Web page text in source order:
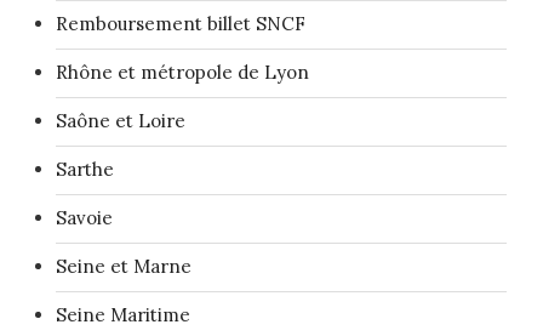
Remboursement billet SNCF
Rhône et métropole de Lyon
Saône et Loire
Sarthe
Savoie
Seine et Marne
Seine Maritime